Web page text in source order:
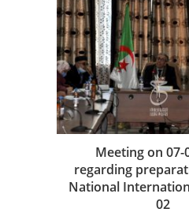
Meeting on 07-
regarding
National
02